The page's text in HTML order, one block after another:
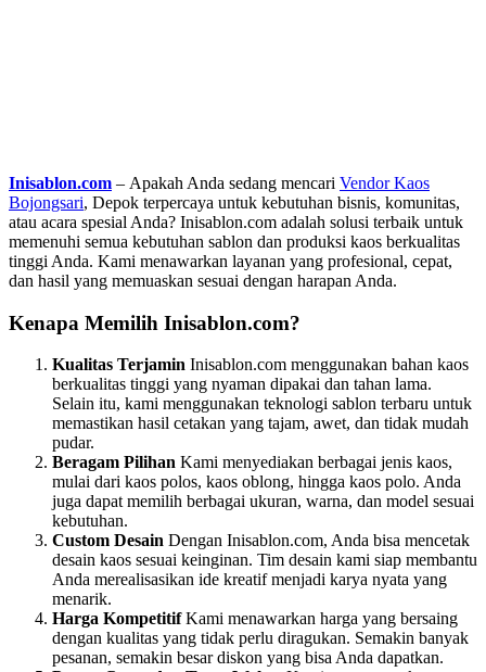
Inisablon.com – Apakah Anda sedang mencari Vendor Kaos
Bojongsari, Depok terpercaya untuk kebutuhan bisnis, komunitas,
atau acara spesial Anda? Inisablon.com adalah solusi terbaik untuk
memenuhi semua kebutuhan sablon dan produksi kaos berkualitas
tinggi Anda. Kami menawarkan layanan yang profesional, cepat,
dan hasil yang memuaskan sesuai dengan harapan Anda.
Kenapa Memilih Inisablon.com?
Kualitas Terjamin Inisablon.com menggunakan bahan kaos
berkualitas tinggi yang nyaman dipakai dan tahan lama.
Selain itu, kami menggunakan teknologi sablon terbaru untuk
memastikan hasil cetakan yang tajam, awet, dan tidak mudah
pudar.
Beragam Pilihan Kami menyediakan berbagai jenis kaos,
mulai dari kaos polos, kaos oblong, hingga kaos polo. Anda
juga dapat memilih berbagai ukuran, warna, dan model sesuai
kebutuhan.
Custom Desain Dengan Inisablon.com, Anda bisa mencetak
desain kaos sesuai keinginan. Tim desain kami siap membantu
Anda merealisasikan ide kreatif menjadi karya nyata yang
menarik.
Harga KompetitifKami menawarkan harga yang bersaing
dengan kualitas yang tidak perlu diragukan. Semakin banyak
pesanan, semakin besar diskon yang bisa Anda dapatkan.